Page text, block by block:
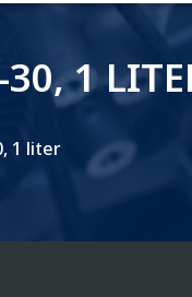
1
1 liter